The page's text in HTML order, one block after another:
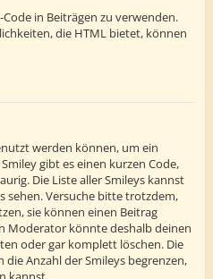
in Beiträgen zu verwenden.
die HTML bietet, können
werden können, um ein
gibt es einen kurzen Code,
Die Liste aller Smileys kannst
sehen. Versuche bitte trotzdem,
sie können einen Beitrag
Moderator könnte deshalb deinen
oder gar komplett löschen. Die
Anzahl der Smileys begrenzen,